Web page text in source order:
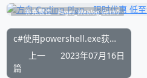
补充展位 Pages_Weblog_Get#0
c#使用powershell.exe获取cpu的运行温度的简单例子
上一
篇
2023年07月16日